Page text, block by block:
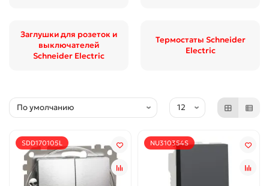
Заглушки для розеток и
выключателей
Schneider Electric
Термостаты Schneider
Electric
SDD170105L NU310354S